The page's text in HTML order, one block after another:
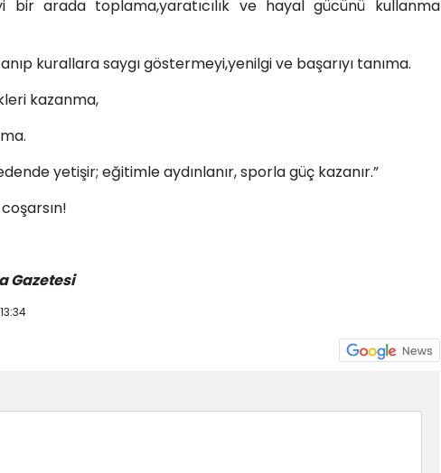
bir arada toplama,yaratıcılık ve hayal gücünü kullanma
kurallara saygı göstermeyi,yenilgi ve başarıyı tanıma.
kazanma,
yetişir; eğitimle aydınlanır, sporla güç kazanır.”
Gazetesi